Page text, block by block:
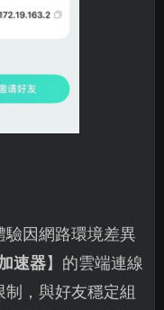
驗因網路環境差異
速器】的雲端連線
，與好友穩定組